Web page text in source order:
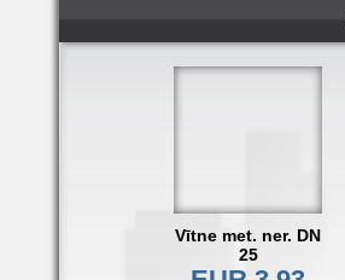
Vītne met. ner. DN
25